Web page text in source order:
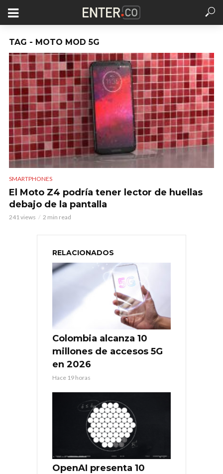
TAG - MOTO MOD 5G
SMARTPHONES
El Moto Z4 podría tener lector de huellas
debajo de la pantalla
241 views 2 min read
RELACIONADOS
Colombia alcanza 10
millones de accesos 5G
en 2026
Hace 19 horas
OpenAI presenta 10